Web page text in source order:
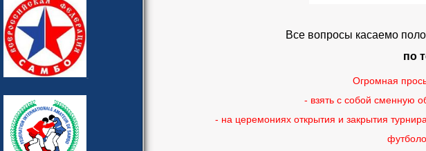
Все вопросы касаемо
по
Огромная
- взять с собой сменную
- на церемониях открытия и закрытия